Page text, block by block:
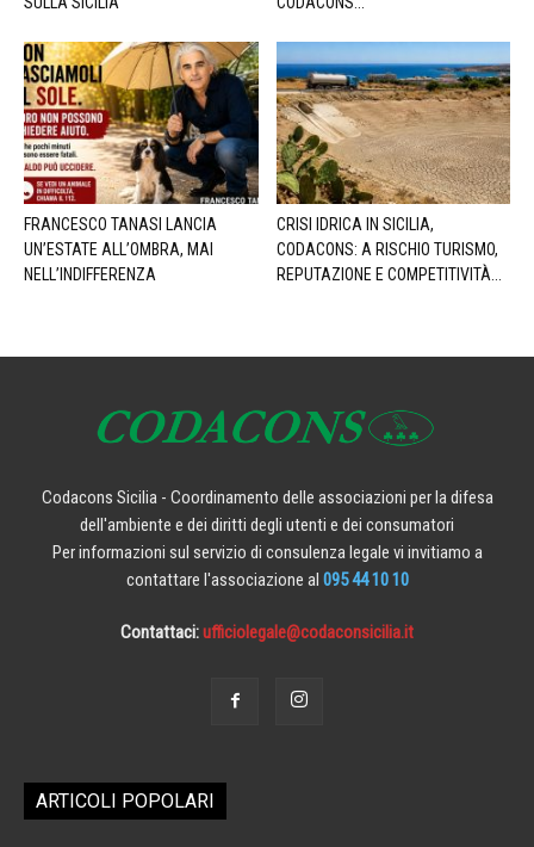
FRANCESCO TANASI LANCIA
UN’ESTATE ALL’OMBRA, MAI
NELL’INDIFFERENZA
CRISI IDRICA IN SICILIA,
CODACONS: A RISCHIO TURISMO,
REPUTAZIONE E COMPETITIVITÀ...
Codacons Sicilia - Coordinamento delle associazioni per la difesa
dell'ambiente e dei diritti degli utenti e dei consumatori
Per informazioni sul servizio di consulenza legale vi invitiamo a
contattare l'associazione al 095 44 10 10
Contattaci:ufficiolegale@codaconsicilia.it
ARTICOLI POPOLARI